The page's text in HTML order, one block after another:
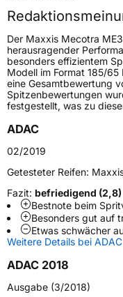
Höchstgeschwindigkeit
Lastindex79
Höchstlast437 kg
Gewicht (in kg)5,95 kg
Generelle Merkmale
Fahrzeugtyp
Verwendung
ModellnameMecotra 3
FahrzeugartPKW & SUV
Weitere Eigenschaften
SchlauchtypTL
Der Maxxis Mecotra
herausragender
besonders effizientem
Modell im Format 185/
eine Gesamtbewertung
Spitzenbewertungen
festgestellt, was zu
ADAC
02/2019
Getesteter Reifen:
Fazit: befriedigend (2,8)
Bestnote beim
Besonders gut auf
Etwas schwächer
Weitere Details bei ADAC
ADAC 2018
Ausgabe (3/2018)